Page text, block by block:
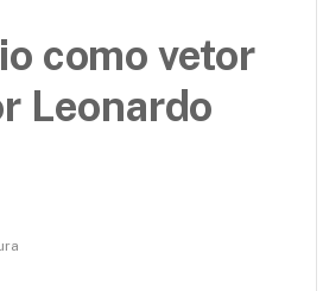
como vetor
Leonardo